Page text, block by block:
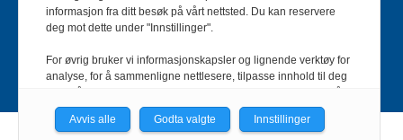
Jakt & Fiske er landets største og eldste magasin for
jakt- og fiskeinteresserte med 195 000 månedlige
Bladet er en månedlig publikasjon og utgis av Norges
Jeger- og Fiskerforbund.
Meld deg inn her
informasjon fra ditt besøk på vårt nettsted. Du kan reservere
deg mot dette under "Innstillinger".
For øvrig bruker vi informasjonskapsler og lignende verktøy for
analyse, for å sammenligne nettlesere, tilpasse innhold til deg
personvernerklæring.
Avvis alle Godta valgte Innstillinger